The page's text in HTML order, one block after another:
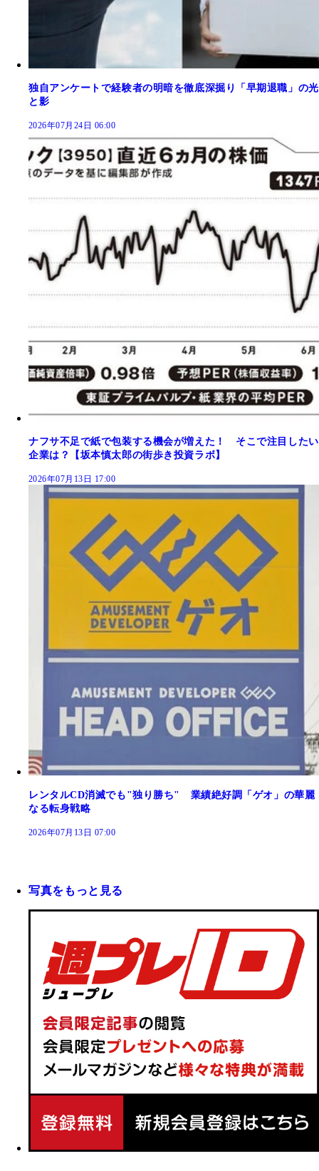
独自アンケートで経験者の明暗を徹底深掘り「早期退職」の光
と影
2026年07月24日 06:00
ナフサ不足で紙で包装する機会が増えた！ そこで注目したい
企業は？【坂本慎太郎の街歩き投資ラボ】
2026年07月13日 17:00
レンタルCD消滅でも"独り勝ち" 業績絶好調「ゲオ」の華麗
なる転身戦略
2026年07月13日 07:00
写真をもっと見る